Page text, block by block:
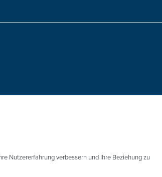
Nutzererfahrung verbessern und Ihre Beziehung zu